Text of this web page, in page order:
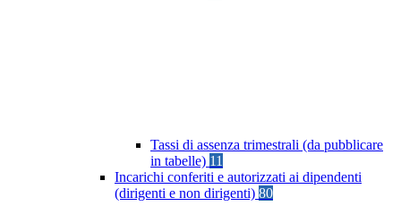
Tassi di assenza trimestrali (da pubblicare
in tabelle) 11
Incarichi conferiti e autorizzati ai dipendenti
(dirigenti e non dirigenti) 80